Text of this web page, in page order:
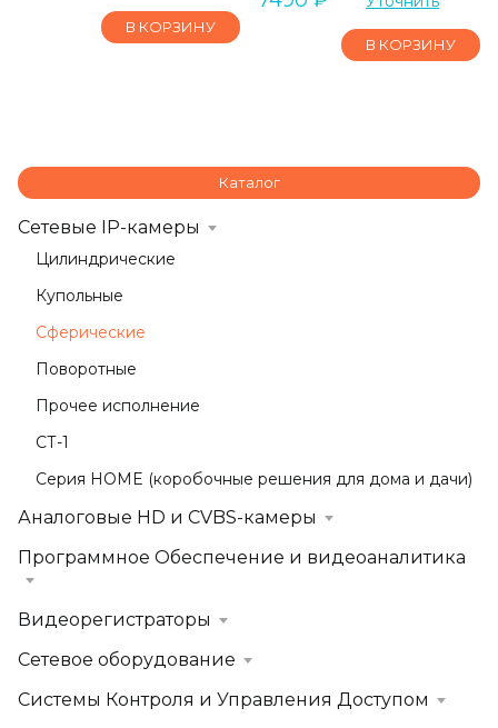
В КОРЗИНУ
В КОРЗИНУ
Каталог
Сетевые IP-камеры
Цилиндрические
Купольные
Сферические
Поворотные
Прочее исполнение
СТ-1
Серия HOME (коробочные решения для дома и дачи)
Аналоговые HD и CVBS-камеры
Программное Обеспечение и видеоаналитика
Видеорегистраторы
Сетевое оборудование
Системы Контроля и Управления Доступом